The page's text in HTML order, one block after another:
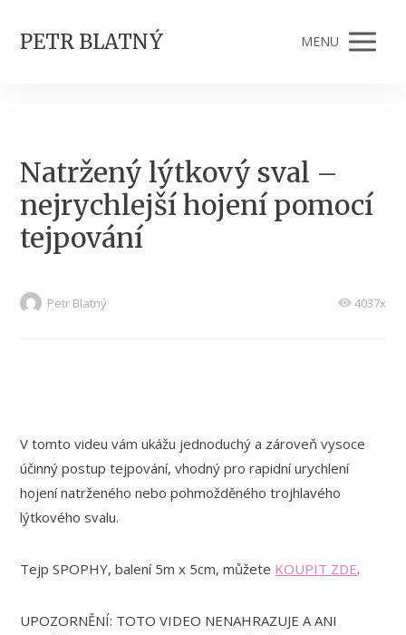
PETR BLATNÝ MENU
Natržený lýtkový sval –
nejrychlejší hojení pomocí
tejpování
Petr Blatný 4037x
V tomto videu vám ukážu jednoduchý a zároveň vysoce
účinný postup tejpování, vhodný pro rapidní urychlení
hojení natrženého nebo pohmožděného trojhlavého
lýtkového svalu.
Tejp SPOPHY, balení 5m x 5cm, můžete KOUPIT ZDE.
UPOZORNĚNÍ: TOTO VIDEO NENAHRAZUJE A ANI